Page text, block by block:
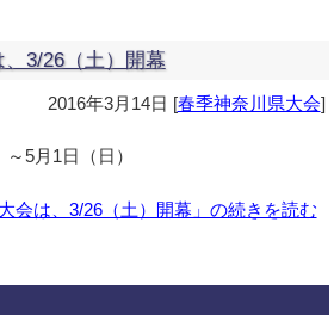
3/26（土）開幕
2016年3月14日 [春季神奈川県大会]
5月1日（日）
会は、3/26（土）開幕」の続きを読む